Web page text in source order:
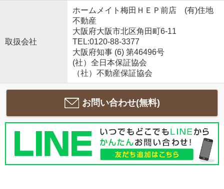
取扱会社
ホームメイト梅田ＨＥＰ前店 (有)住地
不動産
大阪府大阪市北区角田町6-11
TEL:0120-88-3377
大阪府知事 (6) 第46496号
(社）全日本保証協会
（社）不動産保証協会
お問い合わせ(無料)